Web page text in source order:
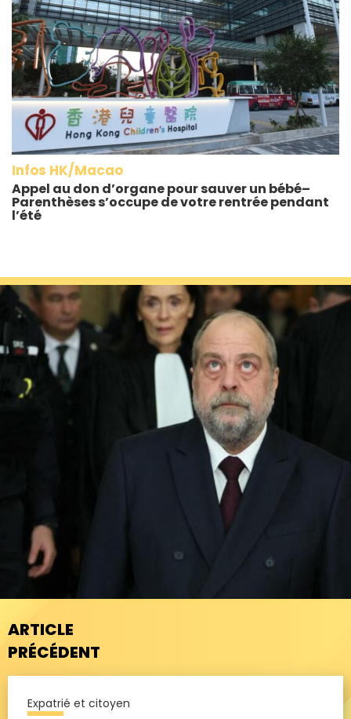
Infos HK/Macao
Appel au don d’organe pour sauver un bébé–
Parenthèses s’occupe de votre rentrée pendant
l’été
ARTICLE
PRÉCÉDENT
Expatrié et citoyen